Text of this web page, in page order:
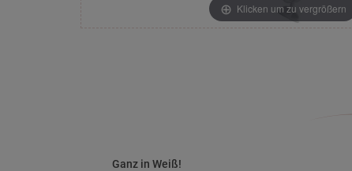
Klicken um zu vergrößern
Ganz in Weiß!